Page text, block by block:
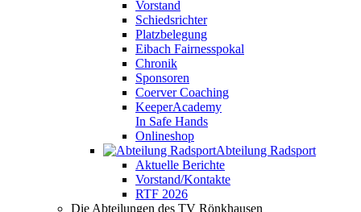
Vorstand
Schiedsrichter
Platzbelegung
Eibach Fairnesspokal
Chronik
Sponsoren
Coerver Coaching
KeeperAcademy
In Safe Hands
Onlineshop
Abteilung Radsport
Aktuelle Berichte
Vorstand/Kontakte
RTF 2026
Die Abteilungen des TV Rönkhausen